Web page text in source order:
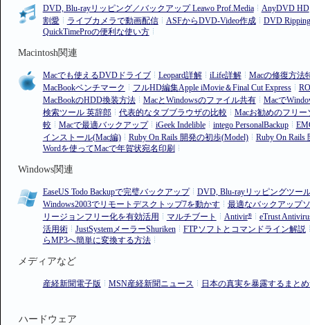
DVD, Blu-rayリッピング／バックアップ Leawo Prof.Media
AnyDVD HD
割愛
ライブカメラで動画配信 ASFからDVD-Video作成
DVD
QuickTimeProの便利な使い方
Macintosh関連
Macでも使えるDVDドライブ Leopard詳解 iLife詳解
Macの修復方法
MacBookベンチマーク
フルHD編集Apple iMovie＆Final Cut Express
MacBookのHDD換装方法
MacとWindowsのファイル共有
Macで
検索ツール 英辞郎
代表的なタブブラウザの比較
Macお勧めのフリー
較
Macで最適バックアップ iGeek Indelible intego PersonalBackup
インストール(Mac編)
Ruby On Rails 開発の初歩(Model)
Ruby On Rails
Wordを使ってMacで年賀状宛名印刷
Windows関連
EaseUS Todo Backupで完璧バックアップ
DVD, Blu-rayリッピングツー
Windows2003でリモートデスクトップ7を動かす
最適なバックアップ
リージョンフリー化を有効活用
マルチブート Antivir®
eTrust
活用術
JustSystemメーラーShuriken
FTPソフトとコマンドライン解説
らMP3へ簡単に変換する方法
メディアなど
産経新聞電子版 MSN産経新聞ニュース 日本の真実を暴露するまと
ハードウェア